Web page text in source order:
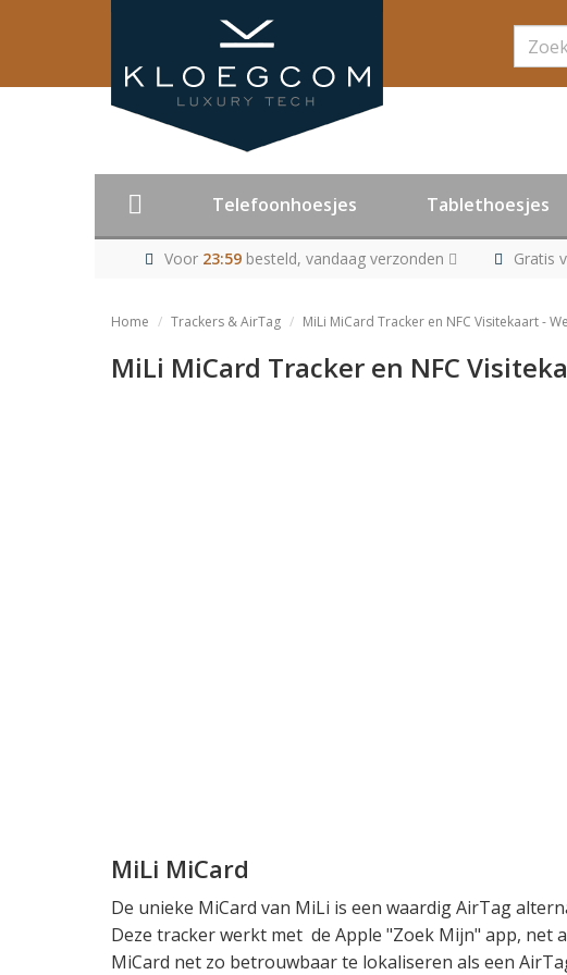
Zoeken
Telefoonhoesjes Tablethoesjes
Voor 23:59besteld, vandaag verzonden Gratis
Home Trackers & AirTag MiLi MiCard Tracker en NFC Visitekaart -
MiLi MiCard Tracker en NFC
MiLi MiCard
De unieke MiCard van MiLi is een waardig AirTag
Deze tracker werkt met de Apple "Zoek Mijn" app, net
MiCard net zo betrouwbaar te lokaliseren als een